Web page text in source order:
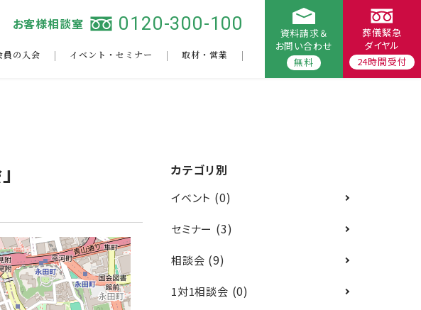
お客様相談室 0120-300-100
員の入会 イベント・セミナー 取材・営業
資料請求＆
お問い合わせ
無料
葬儀緊急
ダイヤル
24時間受付
カテゴリ別
イベント (0)
セミナー (3)
相談会 (9)
1対1相談会 (0)